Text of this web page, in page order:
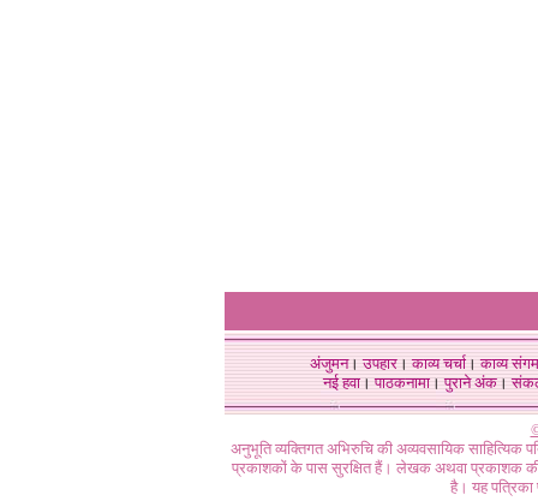
अंजुमन।उपहार।काव्य चर्चा।काव्य संगम
नई हवा। पाठकनामा। पुराने अंक।
अनुभूति व्यक्तिगत अभिरुचि की अव्यवसायिक
प्रकाशकों के पास सुरक्षित हैं। लेखक अथवा प्रकाशक की
है। यह पत्रिका